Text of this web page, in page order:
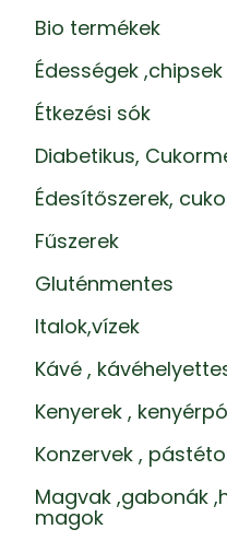
Bio termékek
Édességek
Étkezési sók
Diabetikus,
Édesítőszerek,
Fűszerek
Gluténmentes
Italok,vízek
Kávé ,
Kenyerek ,
Konzervek ,
Magvak ,gabonák
magok